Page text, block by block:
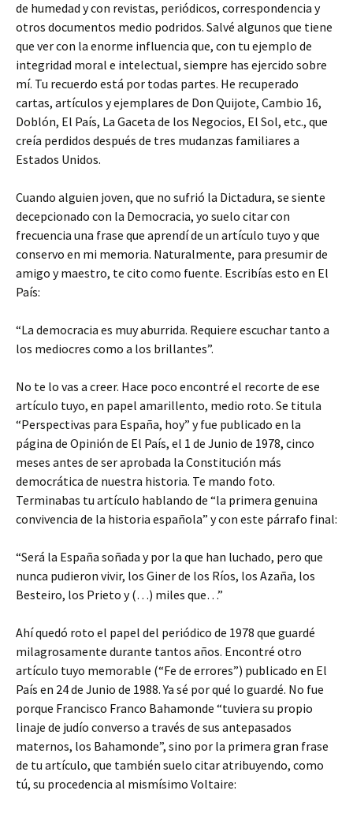
de humedad y con revistas, periódicos, correspondencia y
otros documentos medio podridos. Salvé algunos que tiene
que ver con la enorme influencia que, con tu ejemplo de
integridad moral e intelectual, siempre has ejercido sobre
mí. Tu recuerdo está por todas partes. He recuperado
cartas, artículos y ejemplares de Don Quijote, Cambio 16,
Doblón, El País, La Gaceta de los Negocios, El Sol, etc., que
creía perdidos después de tres mudanzas familiares a
Estados Unidos.
Cuando alguien joven, que no sufrió la Dictadura, se siente
decepcionado con la Democracia, yo suelo citar con
frecuencia una frase que aprendí de un artículo tuyo y que
conservo en mi memoria. Naturalmente, para presumir de
amigo y maestro, te cito como fuente. Escribías esto en El
País:
“La democracia es muy aburrida. Requiere escuchar tanto a
los mediocres como a los brillantes”.
No te lo vas a creer. Hace poco encontré el recorte de ese
artículo tuyo, en papel amarillento, medio roto. Se titula
“Perspectivas para España, hoy” y fue publicado en la
página de Opinión de El País, el 1 de Junio de 1978, cinco
meses antes de ser aprobada la Constitución más
democrática de nuestra historia. Te mando foto.
Terminabas tu artículo hablando de “la primera genuina
convivencia de la historia española” y con este párrafo final:
“Será la España soñada y por la que han luchado, pero que
nunca pudieron vivir, los Giner de los Ríos, los Azaña, los
Besteiro, los Prieto y (…) miles que…”
Ahí quedó roto el papel del periódico de 1978 que guardé
milagrosamente durante tantos años. Encontré otro
artículo tuyo memorable (“Fe de errores”) publicado en El
País en 24 de Junio de 1988. Ya sé por qué lo guardé. No fue
porque Francisco Franco Bahamonde “tuviera su propio
linaje de judío converso a través de sus antepasados
maternos, los Bahamonde”, sino por la primera gran frase
de tu artículo, que también suelo citar atribuyendo, como
tú, su procedencia al mismísimo Voltaire: